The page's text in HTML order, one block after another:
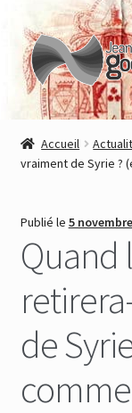
Aller
à
la
navigation
Aller
au
contenu
Accueil
Nos collections
Auteurs
Actualités
Contact
Commande
Accueil
vraiment de Syrie ?
Publié le 5
Quand
de